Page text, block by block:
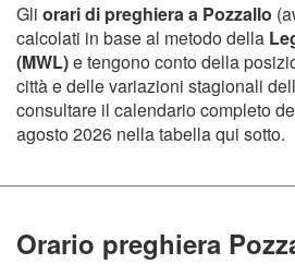
Gli orari di preghiera a Pozzallo
calcolati in base al metodo della
(MWL)e tengono conto della
città e delle variazioni stagionali
consultare il calendario completo
agosto 2026 nella tabella qui sotto.
Orario preghiera